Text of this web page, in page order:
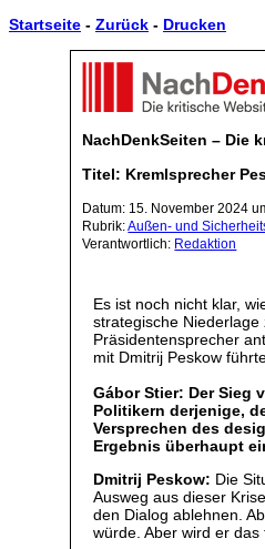
Startseite - Zurück - Drucken
NachDenkSeiten – Die
Titel: Kremlsprecher
Datum: 15. November 2024
Rubrik:Außen- und
Verantwortlich: Redaktion
Es ist noch nicht klar,
strategische
Präsidentensprecher
mit Dmitrij Peskow
Gábor Stier: Der Sieg
Politikern derjenige,
Versprechen des
Ergebnis überhaupt
Dmitrij Peskow: Die
Ausweg aus dieser
den Dialog ablehnen.
würde. Aber wird er